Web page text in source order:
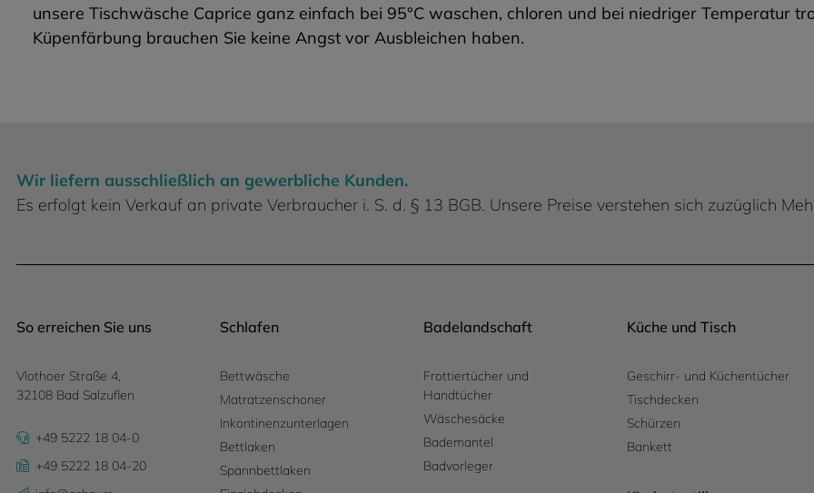
unsere Tischwäsche Caprice ganz einfach bei 95°C waschen, chloren und bei niedriger Temperatur
Küpenfärbung brauchen Sie keine Angst vor Ausbleichen haben.
Wir liefern ausschließlich an gewerbliche Kunden.
Es erfolgt kein Verkauf an private Verbraucher i. S. d. § 13 BGB. Unsere Preise verstehen sich zuzüglich
So erreichen Sie uns
Vlothoer Straße 4,
32108 Bad Salzuflen
+49 5222 18 04-0
+49 5222 18 04-20
Schlafen
Bettwäsche
Matratzenschoner
Inkontinenzunterlagen
Bettlaken
Spannbettlaken
Badelandschaft
Frottiertücher und
Handtücher
Wäschesäcke
Bademantel
Badvorleger
Küche und Tisch
Geschirr- und Küchentücher
Tischdecken
Schürzen
Bankett